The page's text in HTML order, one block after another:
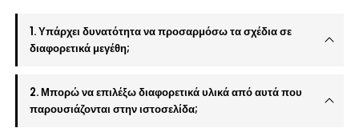
1. Υπάρχει δυνατότητα να προσαρμόσω τα σχέδια σε
διαφορετικά μεγέθη;
2. Μπορώ να επιλέξω διαφορετικά υλικά από αυτά που
παρουσιάζονται στην ιστοσελίδα;